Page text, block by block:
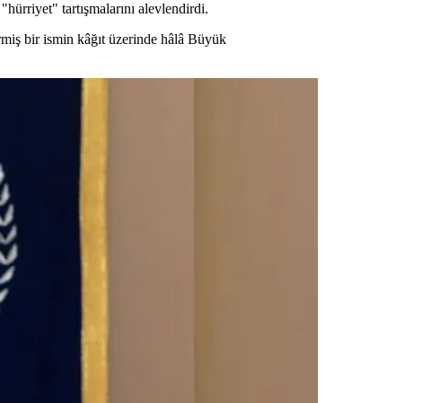
tartışmalarını alevlendirdi.
bir ismin kâğıt üzerinde hâlâ Büyük